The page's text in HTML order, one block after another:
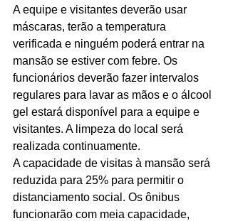
A equipe e visitantes deverão usar
máscaras, terão a temperatura
verificada e ninguém poderá entrar na
mansão se estiver com febre. Os
funcionários deverão fazer intervalos
regulares para lavar as mãos e o álcool
gel estará disponível para a equipe e
visitantes. A limpeza do local será
realizada continuamente.
A capacidade de visitas à mansão será
reduzida para 25% para permitir o
distanciamento social. Os ônibus
funcionarão com meia capacidade,